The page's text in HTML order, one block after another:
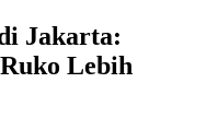
Jakarta:
Lebih